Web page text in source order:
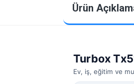
Ürün
Turbox
Ev, iş, eğitim ve